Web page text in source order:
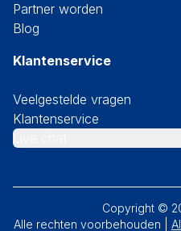
Partner worden
Blog
Klantenservice
Veelgestelde vragen
Klantenservice
Copyright ©
Alle rechten voorbehouden |